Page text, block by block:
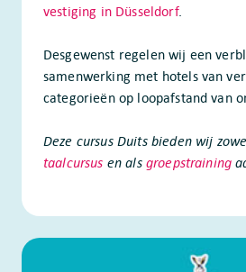
vestiging in Düsseldorf.
Desgewenst regelen wij een
samenwerking met hotels van
categorieën op loopafstand van
Deze cursus Duits bieden wij
taalcursus en als groepstraining